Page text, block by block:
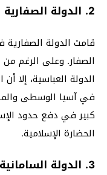
2. الدولة الصفارية
قامت الدولة
الصفار. وعلى الرغم
الدولة العباسية، إلا
في آسيا الوسطى
كبير في دفع حدود
الحضارة الإسلامية.
3. الدولة السامانية